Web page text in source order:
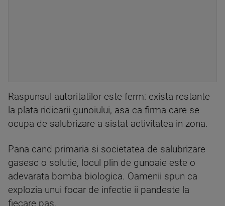
Raspunsul autoritatilor este ferm: exista restante
la plata ridicarii gunoiului, asa ca firma care se
ocupa de salubrizare a sistat activitatea in zona.
Pana cand primaria si societatea de salubrizare
gasesc o solutie, locul plin de gunoaie este o
adevarata bomba biologica. Oamenii spun ca
explozia unui focar de infectie ii pandeste la
fiecare pas.